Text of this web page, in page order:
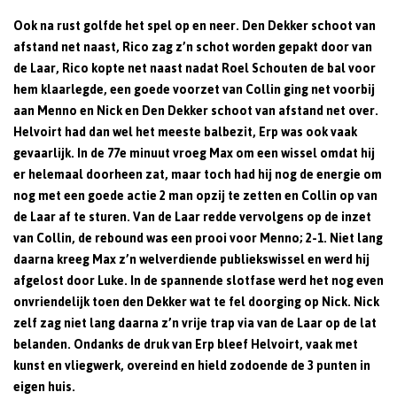
Ook na rust golfde het spel op en neer. Den Dekker schoot van
afstand net naast, Rico zag z’n schot worden gepakt door van
de Laar, Rico kopte net naast nadat Roel Schouten de bal voor
hem klaarlegde, een goede voorzet van Collin ging net voorbij
aan Menno en Nick en Den Dekker schoot van afstand net over.
Helvoirt had dan wel het meeste balbezit, Erp was ook vaak
gevaarlijk. In de 77e minuut vroeg Max om een wissel omdat hij
er helemaal doorheen zat, maar toch had hij nog de energie om
nog met een goede actie 2 man opzij te zetten en Collin op van
de Laar af te sturen. Van de Laar redde vervolgens op de inzet
van Collin, de rebound was een prooi voor Menno; 2-1. Niet lang
daarna kreeg Max z’n welverdiende publiekswissel en werd hij
afgelost door Luke. In de spannende slotfase werd het nog even
onvriendelijk toen den Dekker wat te fel doorging op Nick. Nick
zelf zag niet lang daarna z’n vrije trap via van de Laar op de lat
belanden. Ondanks de druk van Erp bleef Helvoirt, vaak met
kunst en vliegwerk, overeind en hield zodoende de 3 punten in
eigen huis.